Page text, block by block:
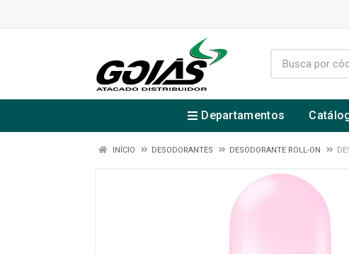
Departamentos
INÍCIO DESODORANTES DESODORANTE ROLL-ON